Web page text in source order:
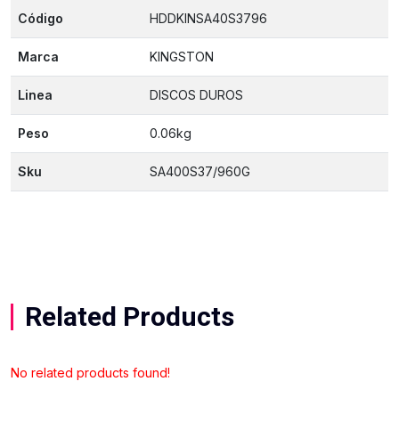
Código HDDKINSA40S3796
Marca KINGSTON
Linea DISCOS DUROS
Peso 0.06kg
Sku SA400S37/960G
Related Products
No related products found!